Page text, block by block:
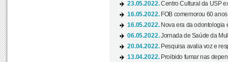
23.05.2022.Centro Cultural da USP
16.05.2022. FOB comemorou 60
16.05.2022. Nova era da odontologia
06.05.2022.Jornada de Saúde da
20.04.2022. Pesquisa avalia voz e
13.04.2022. Proibido fumar nas